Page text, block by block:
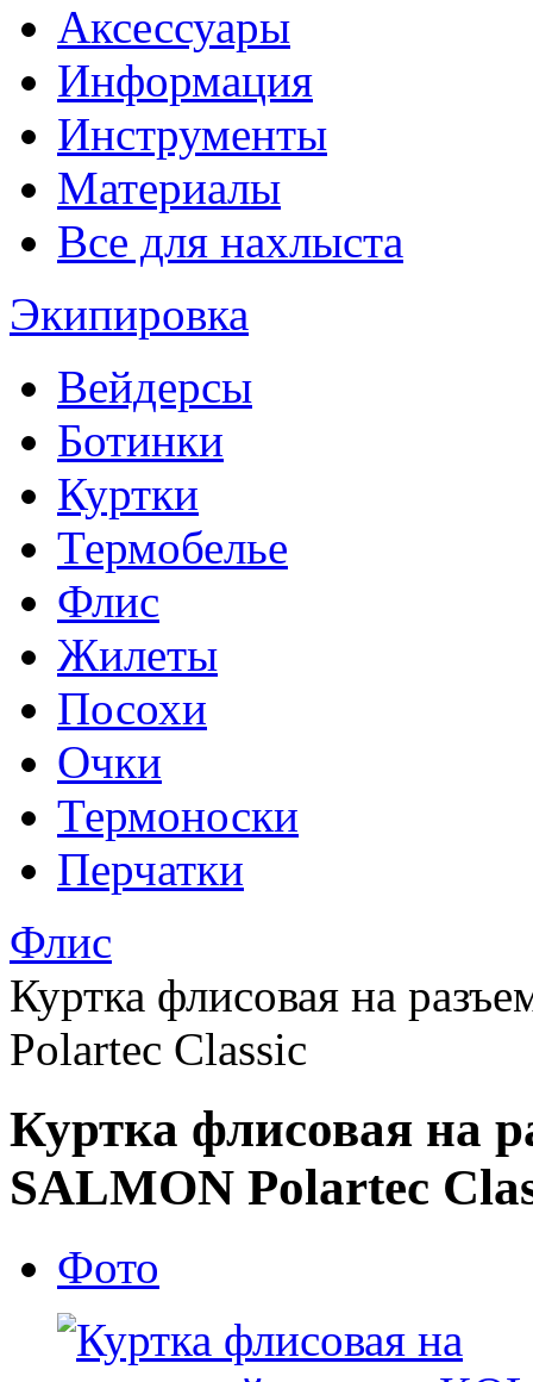
Аксессуары
Информация
Инструменты
Материалы
Все для нахлыста
Экипировка
Вейдерсы
Ботинки
Куртки
Термобелье
Флис
Жилеты
Посохи
Очки
Термоноски
Перчатки
Флис
Куртка флисовая на
Polartec Classic
Куртка флисовая на
SALMON Polartec
Фото